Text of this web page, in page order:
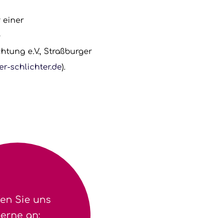
einer
e.V., Straßburger
schlichter.de).
Sie uns
an: